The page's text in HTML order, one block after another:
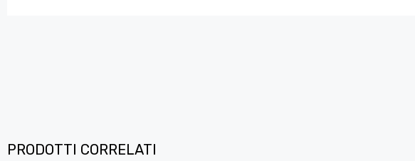
PRODOTTI CORRELATI